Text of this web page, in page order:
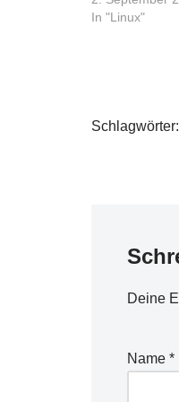
double free…
In "Linux"
Schlagwörter:
Deine
Name *